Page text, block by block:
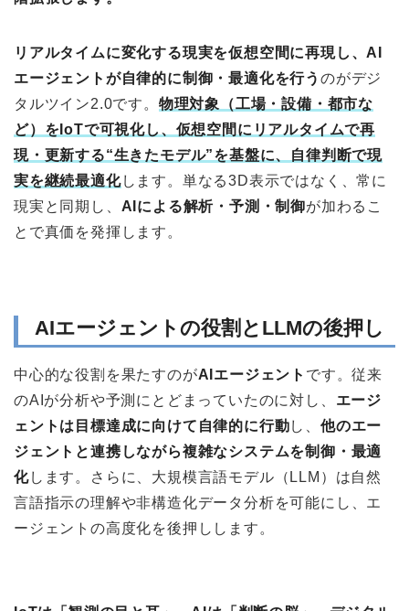
リアルタイムに変化する現実を仮想空間に再現し、AI
エージェントが自律的に制御・最適化を行う のがデジ
タルツイン2.0です。 物理対象（工場・設備・都市な
ど）をIoTで可視化し、仮想空間にリアルタイムで再
現・更新する“生きたモデル”を基盤に、自律判断で現
実を継続最適化します。単なる3D表示ではなく、常に
現実と同期し、 AIによる解析・予測・制御が加わるこ
とで真価を発揮します。
AIエージェントの役割とLLMの後押し
中心的な役割を果たすのがAIエージェント です。従来
のAIが分析や予測にとどまっていたのに対し、 エージ
ェントは目標達成に向けて自律的に行動し、他のエー
ジェントと連携しながら複雑なシステムを制御・最適
化します。さらに、大規模言語モデル（LLM）は自然
言語指示の理解や非構造化データ分析を可能にし、エ
ージェントの高度化を後押しします。